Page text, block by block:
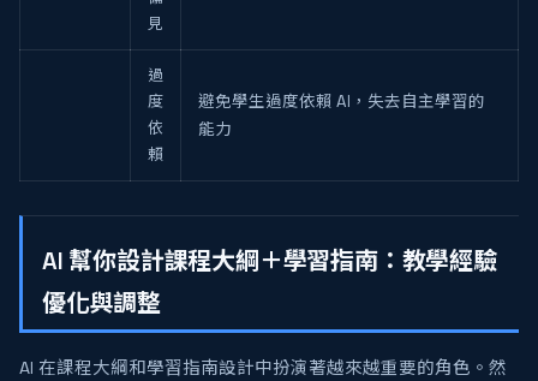
見
過
度
依
賴
避免學生過度依賴 AI，失去自主學習的
能力
AI 幫你設計課程大綱＋學習指南：教學經驗
優化與調整
AI 在課程大綱和學習指南設計中扮演著越來越重要的角色。然